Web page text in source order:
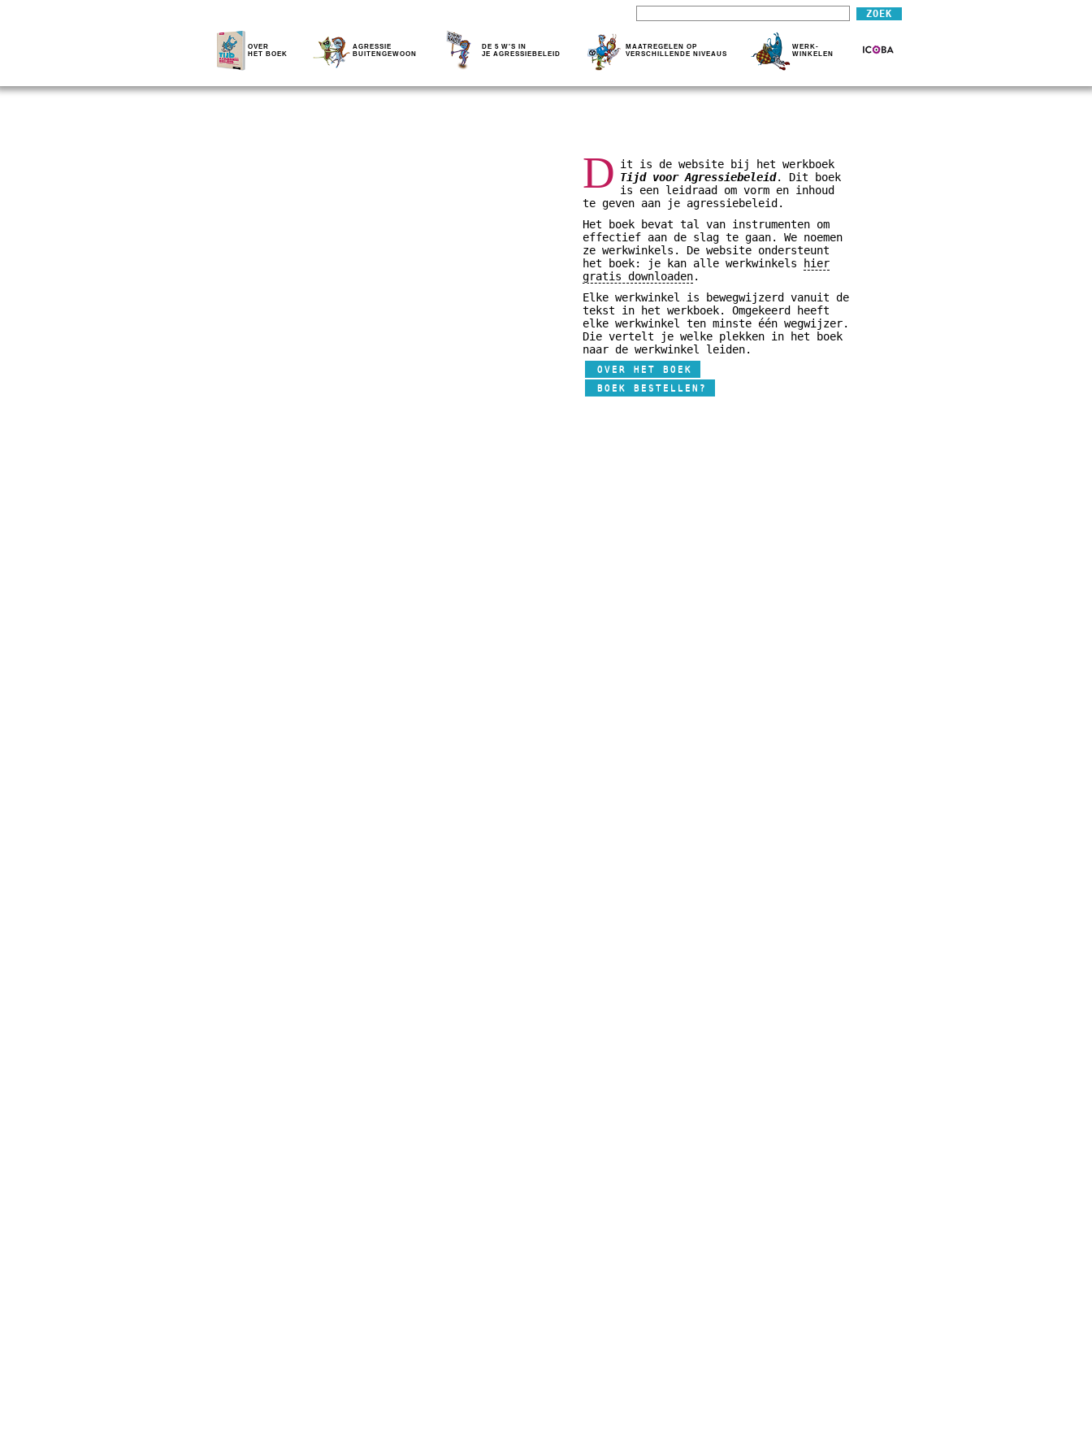
OVER
HET BOEK
AGRESSIE
BUITENGEWOON
DE 5 W'S IN
JE AGRESSIEBELEID
MAATREGELEN OP
VERSCHILLENDE NIVEAUS
WERK-
WINKELEN
D it is de website bij het werkboek
Tijd voor Agressiebeleid. Dit boek
is een leidraad om vorm en inhoud
te geven aan je agressiebeleid.
Het boek bevat tal van instrumenten om
effectief aan de slag te gaan. We noemen
ze werkwinkels. De website ondersteunt
het boek: je kan alle werkwinkels
hier
gratis downloaden.
Elke werkwinkel is bewegwijzerd vanuit de
tekst in het werkboek. Omgekeerd heeft
elke werkwinkel ten minste één wegwijzer.
Die vertelt je welke plekken in het boek
naar de werkwinkel leiden.
OVER HET BOEK
BOEK BESTELLEN?